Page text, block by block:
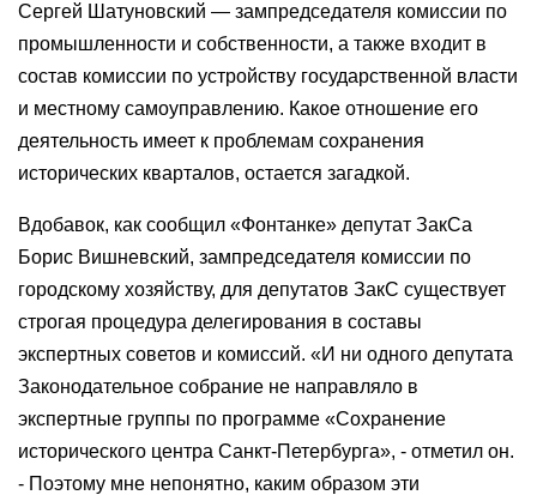
Сергей Шатуновский — зампредседателя комиссии по
промышленности и собственности, а также входит в
состав комиссии по устройству государственной власти
и местному самоуправлению. Какое отношение его
деятельность имеет к проблемам сохранения
исторических кварталов, остается загадкой.
Вдобавок, как сообщил «Фонтанке» депутат ЗакСа
Борис Вишневский, зампредседателя комиссии по
городскому хозяйству, для депутатов ЗакС существует
строгая процедура делегирования в составы
экспертных советов и комиссий. «И ни одного депутата
Законодательное собрание не направляло в
экспертные группы по программе «Сохранение
исторического центра Санкт-Петербурга», - отметил он.
- Поэтому мне непонятно, каким образом эти